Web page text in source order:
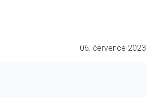
06. července 2023